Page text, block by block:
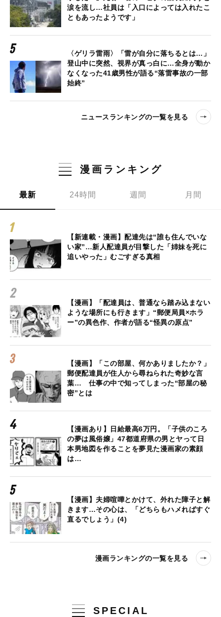
涙を流し…社員は「入口によっては入れたこ
ともあったようです」
〈ゲリラ雷雨〉「雷が自分に落ちるとは…」
登山中に突然、視界が真っ白に…全身が動か
なくなった41歳男性が語る“落雷事故の一部
始終”
ニュースランキングの一覧を見る
漫画ランキング
最新 24時間 週間 月間
【新連載・漫画】配達先は“誰も住んでいな
い家”…新人配達員が目撃した「姉妹を死に
追いやった」むごすぎる真相
【漫画】「配達員は、普通なら踏み込まない
ような場所にも行きます」“郵便局員×ホラ
ー”の異色作、作者が語る“怪異の原点”
【漫画】「この部屋、何かありましたか？」
郵便配達員が住人から尋ねられた奇妙な言
葉… 仕事の中で知ってしまった“部屋の秘
密”とは
【漫画あり】日給最高6万円。「子供のころ
の夢は風俗嬢」47都道府県の男とヤって日
本男地図を作ることを夢見た漫画家の素顔
は…
【漫画】夫婦喧嘩とかけて、外れた障子と解
きます…その心は、「どちらもハメればすぐ
直るでしょう」(4)
漫画ランキングの一覧を見る
SPECIAL